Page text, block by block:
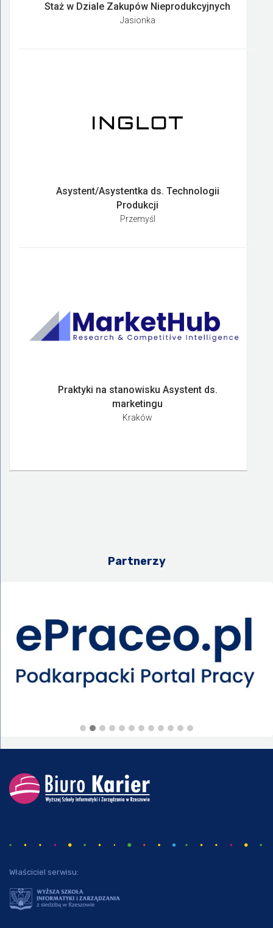
Staż w Dziale Zakupów Nieprodukcyjnych
Jasionka
Asystent/Asystentka ds. Technologii
Produkcji
Przemyśl
Praktyki na stanowisku Asystent ds.
marketingu
Kraków
Partnerzy
Właściciel serwisu: